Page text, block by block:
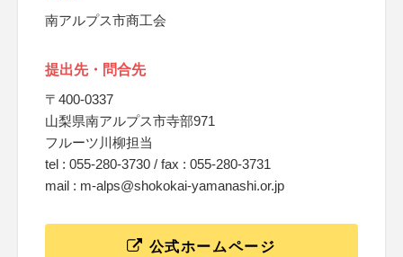
南アルプス市商工会
提出先・問合先
〒400-0337
山梨県南アルプス市寺部971
フルーツ川柳担当
tel : 055-280-3730 / fax : 055-280-3731
mail : m-alps@shokokai-yamanashi.or.jp
公式ホームページ